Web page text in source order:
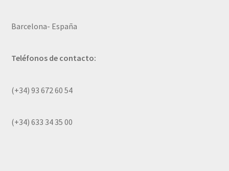
Barcelona- España
Teléfonos de contacto:
(+34) 93 672 60 54
(+34) 633 34 35 00